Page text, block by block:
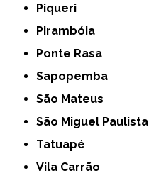
Piqueri
Pirambóia
Ponte Rasa
Sapopemba
São Mateus
São Miguel Paulista
Tatuapé
Vila Carrão